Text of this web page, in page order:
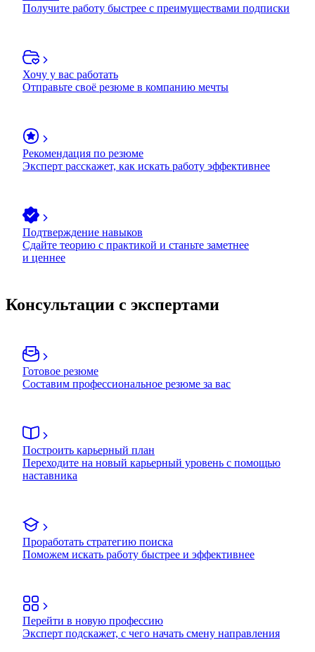
Получите работу быстрее с преимуществами подписки
Хочу у вас работать
Отправьте своё резюме в компанию мечты
Рекомендация по резюме
Эксперт расскажет, как искать работу эффективнее
Подтверждение навыков
Сдайте теорию с практикой и станьте заметнее
и ценнее
Консультации с экспертами
Готовое резюме
Составим профессиональное резюме за вас
Построить карьерный план
Переходите на новый карьерный уровень с помощью
наставника
Проработать стратегию поиска
Поможем искать работу быстрее и эффективнее
Перейти в новую профессию
Эксперт подскажет, с чего начать смену направления